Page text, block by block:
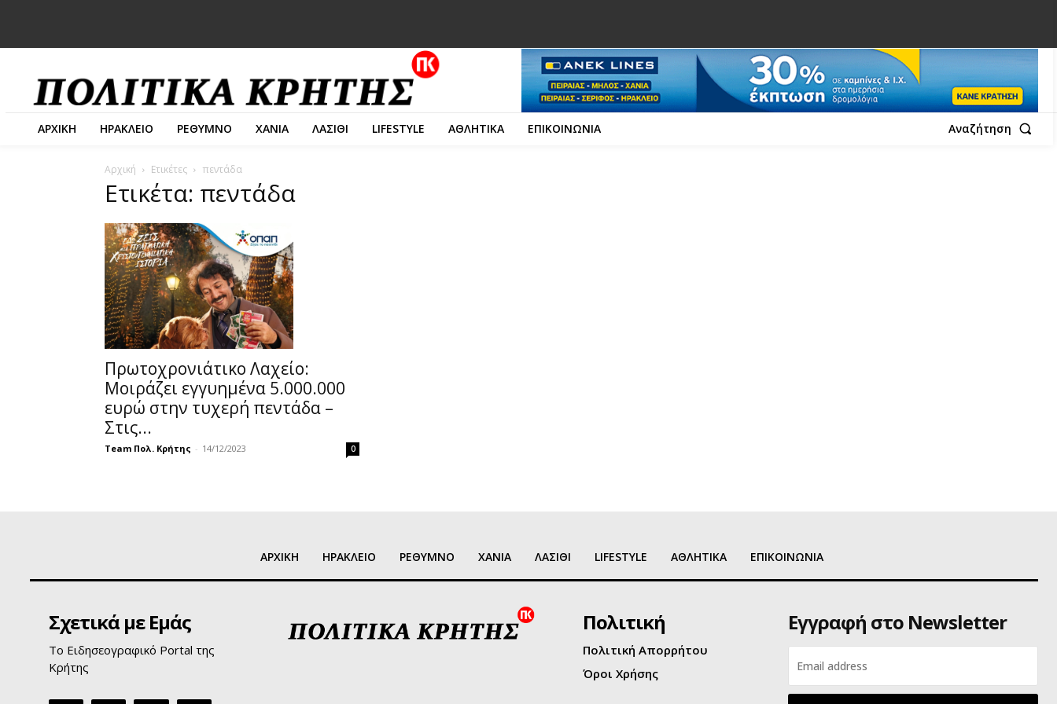
ΑΡΧΙΚΗ ΗΡΑΚΛΕΙΟ ΡΕΘΥΜΝΟ ΧΑΝΙΑ ΛΑΣΙΘΙ LIFESTYLE ΑΘΛΗΤΙΚΑ ΕΠΙΚΟΙΝΩΝΙΑ Αναζήτηση
Αρχική Ετικέτες πεντάδα
Ετικέτα: πεντάδα
Πρωτοχρονιάτικο Λαχείο:
Μοιράζει εγγυημένα 5.000.000
ευρώ στην τυχερή πεντάδα –
Στις...
Team Πολ. Κρήτης - 14/12/2023 0
ΑΡΧΙΚΗ ΗΡΑΚΛΕΙΟ ΡΕΘΥΜΝΟ ΧΑΝΙΑ ΛΑΣΙΘΙ LIFESTYLE ΑΘΛΗΤΙΚΑ ΕΠΙΚΟΙΝΩΝΙΑ
Σχετικά με Εμάς
Το Ειδησεογραφικό Portal της
Κρήτης
Πολιτική
Πολιτική Απορρήτου
Όροι Χρήσης
Εγγραφή στο Newsletter